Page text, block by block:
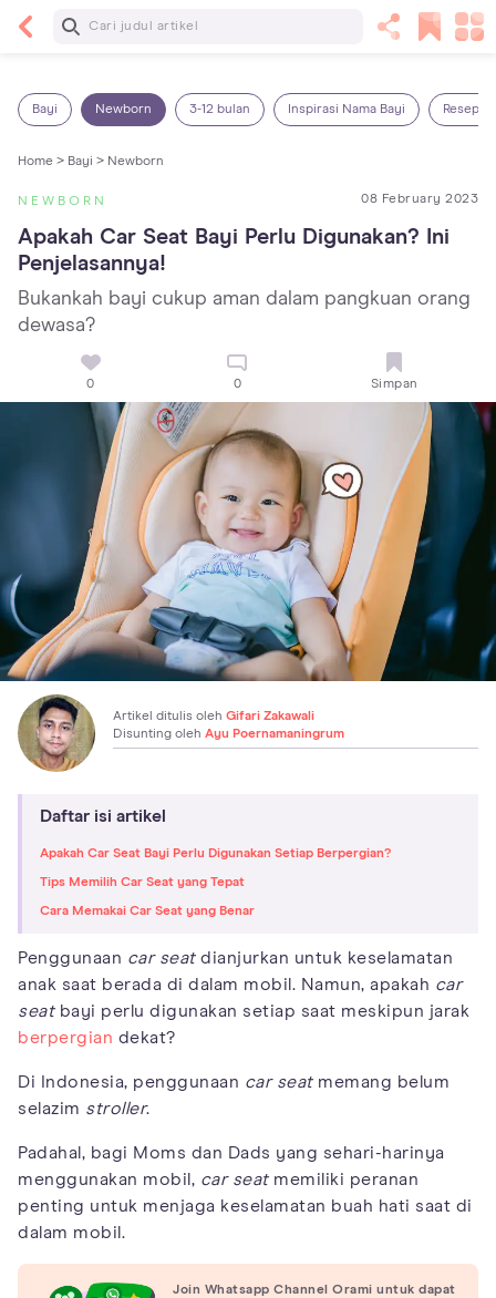
Baca Selanjutnya
Bayi Newborn 3-12 bulan Inspirasi Nama Bayi Resep
Home > Bayi > Newborn
NEWBORN 08 February 2023
Apakah Car Seat Bayi Perlu Digunakan? Ini
Penjelasannya!
Bukankah bayi cukup aman dalam pangkuan orang
dewasa?
0 0 Simpan
Artikel ditulis oleh Gifari Zakawali
Disunting oleh Ayu Poernamaningrum
Daftar isi artikel
Apakah Car Seat Bayi Perlu Digunakan Setiap Berpergian?
Tips Memilih Car Seat yang Tepat
Cara Memakai Car Seat yang Benar
Penggunaan car seatdianjurkan untuk keselamatan
anak saat berada di dalam mobil. Namun, apakah car
seatbayi perlu digunakan setiap saat meskipun jarak
berpergian dekat?
Di Indonesia, penggunaan car seatmemang belum
selazim stroller.
Padahal, bagi Moms dan Dads yang sehari-harinya
menggunakan mobil, car seatmemiliki peranan
penting untuk menjaga keselamatan buah hati saat di
dalam mobil.
Join Whatsapp Channel Orami untuk dapat